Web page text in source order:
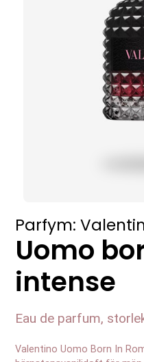
Parfym:
Uomo
intense
Eau de parfum,
Valentino Uomo Born In